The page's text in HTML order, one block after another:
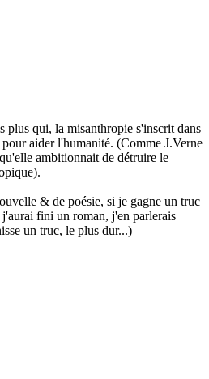
plus qui, la misanthropie s'inscrit dans
aider l'humanité. (Comme J.Verne
ambitionnait de détruire le
& de poésie, si je gagne un truc
fini un roman, j'en parlerais
un truc, le plus dur...)